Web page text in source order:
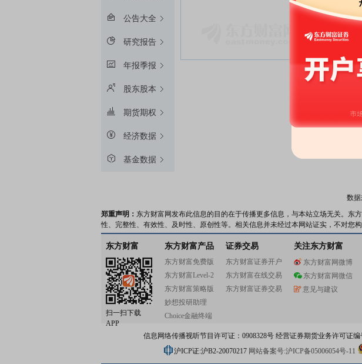
公告大全
研究报告
年报季报
股东股本
期货期权
经济数据
基金数据
数据
郑重声明： 东方财富网发布此信息的目的在于传播更多信息，与本站立场无关。东
性、完整性、有效性、及时性、原创性等。相关信息并未经过本网站证实，不对您
东方财富
扫一扫下载
APP
东方财富产品
东方财富免费版
东方财富Level-2
东方财富策略版
妙想投研助理
Choice金融终端
证券交易
东方财富证券开户
东方财富在线交易
东方财富证券交易
关注东方财富
东方财富网微博
东方财富网微信
意见与建议
信息网络传播视听节目许可证：0908328号 经营证券期货业务许可证编
沪ICP证:沪B2-20070217 网站备案号:沪ICP备05006054号-11